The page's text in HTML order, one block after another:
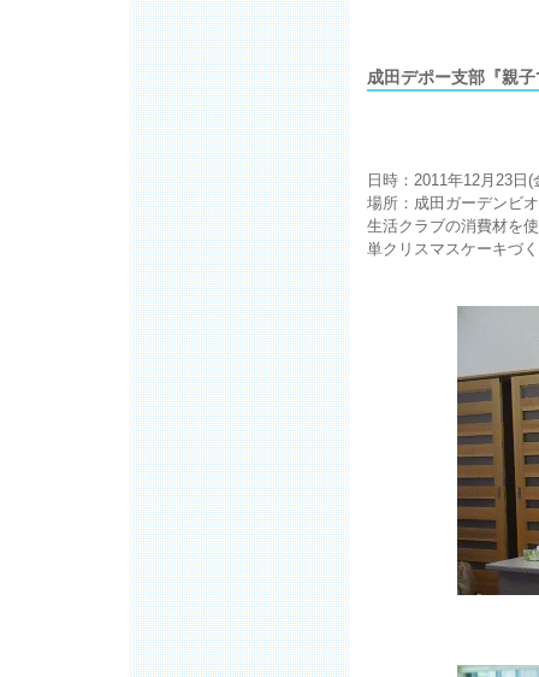
成田デポー支部『親
日時：2011年12月23日
場所：成田ガーデンビ
生活クラブの消費材を
単クリスマスケーキづ